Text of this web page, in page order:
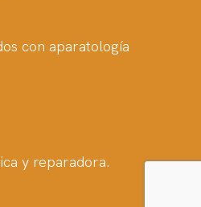
con aparatología
y reparadora.